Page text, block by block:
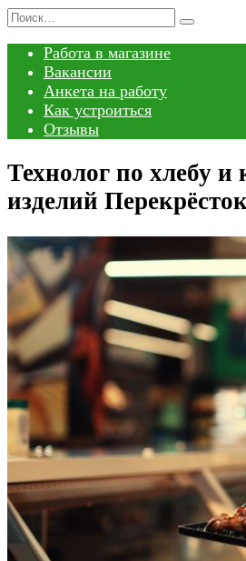
Перейти
содержанию
Search
Работа в магазине
Вакансии
Анкета на работу
Как устроиться
Отзывы
Технолог по хлебу и
изделий